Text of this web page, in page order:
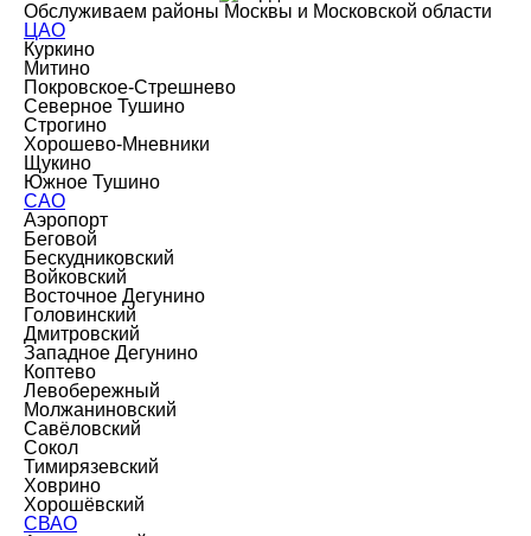
Обслуживаем районы Москвы и Московской области
ЦАО
Куркино
Митино
Покровское-Стрешнево
Северное Тушино
Строгино
Хорошево-Мневники
Щукино
Южное Тушино
САО
Аэропорт
Беговой
Бескудниковский
Войковский
Восточное Дегунино
Головинский
Дмитровский
Западное Дегунино
Коптево
Левобережный
Молжаниновский
Савёловский
Сокол
Тимирязевский
Ховрино
Хорошёвский
СВАО